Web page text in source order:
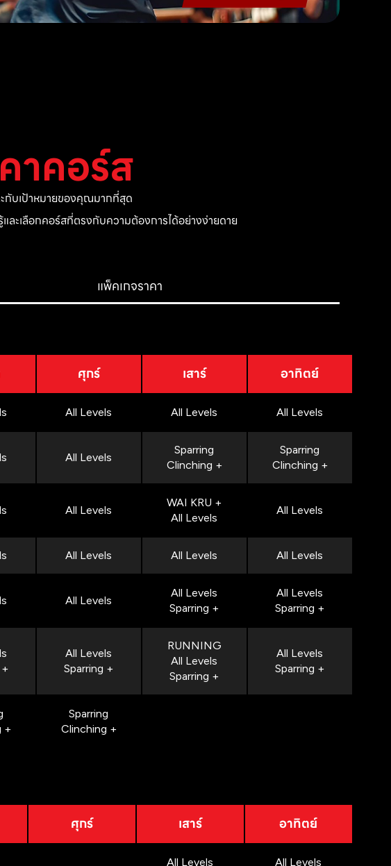
าคอร์ส
ะกับเป้าหมายของคุณมากที่สุด
ละเลือกคอร์สที่ตรงกับความต้องการได้อย่างง่ายดาย
แพ็คเกจราคา
ศุกร์ เสาร์ อาทิตย์
All Levels All Levels All Levels
All Levels
Sparring
Clinching +
Sparring
Clinching +
All Levels
WAI KRU +
All Levels
All Levels
All Levels All Levels All Levels
All Levels
All Levels
Sparring +
All Levels
Sparring +
All Levels
Sparring +
RUNNING
All Levels
Sparring +
All Levels
Sparring +
+
Sparring
Clinching +
ศุกร์ เสาร์ อาทิตย์
All Levels All Levels